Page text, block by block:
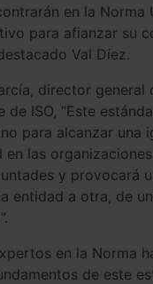
en la Norma
para afianzar su
Val Díez.
director general
de ISO, “Este
para alcanzar una
las
y provocará
entidad a otra, de
en la Norma
de este